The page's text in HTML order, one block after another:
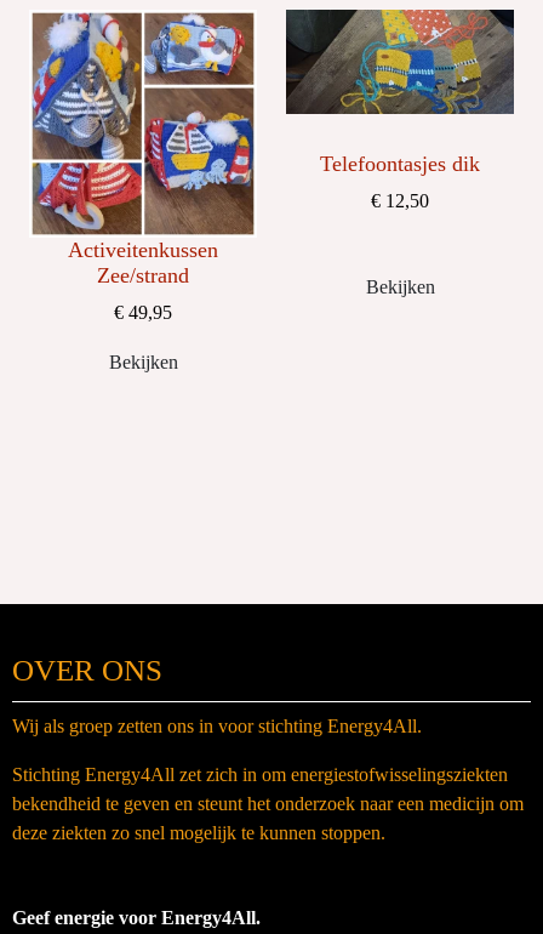
Activeitenkussen
Zee/strand
€ 49,95
Bekijken
Telefoontasjes dik
€ 12,50
Bekijken
OVER ONS
Wij als groep zetten ons in voor stichting Energy4All.
Stichting Energy4All zet zich in om energiestofwisselingsziekten
bekendheid te geven en steunt het onderzoek naar een medicijn om
deze ziekten zo snel mogelijk te kunnen stoppen.
Geef energie voor Energy4All.